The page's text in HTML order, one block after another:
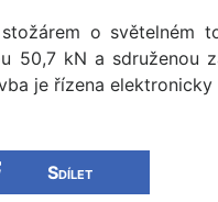
o světelném
50,7 kN a sdruženou
je řízena elektronicky
Sdílet